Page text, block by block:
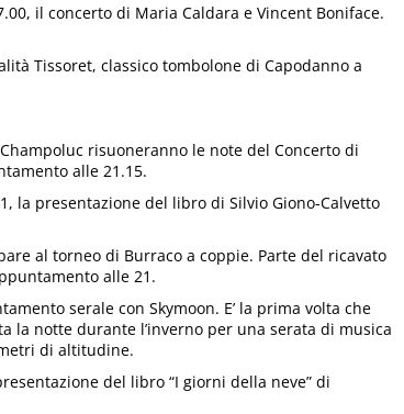
il concerto di Maria Caldara e Vincent Boniface.
Tissoret, classico tombolone di Capodanno a
risuoneranno le note del Concerto di
alle 21.15.
la presentazione del libro di Silvio Giono-Calvetto
al torneo di Burraco a coppie. Parte del ricavato
alle 21.
serale con Skymoon. E’ la prima volta che
la notte durante l’inverno per una serata di musica
di altitudine.
del libro “I giorni della neve” di